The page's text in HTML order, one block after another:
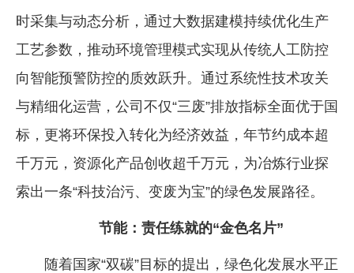
时采集与动态分析，通过大数据建模持续优化生产
工艺参数，推动环境管理模式实现从传统人工防控
向智能预警防控的质效跃升。通过系统性技术攻关
与精细化运营，公司不仅“三废”排放指标全面优于国
标，更将环保投入转化为经济效益，年节约成本超
千万元，资源化产品创收超千万元，为冶炼行业探
索出一条“科技治污、变废为宝”的绿色发展路径。
节能：责任练就的“金色名片”
随着国家“双碳”目标的提出，绿色化发展水平正